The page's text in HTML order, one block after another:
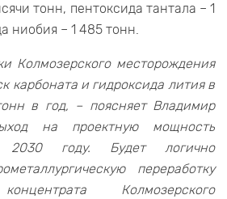
тонн, пентоксида тантала – 1
ниобия – 1 485 тонн.
Колмозерского месторождения
карбоната и гидроксида лития в
в год, – поясняет Владимир
на проектную мощность
2030 году. Будет логично
переработку
Колмозерского